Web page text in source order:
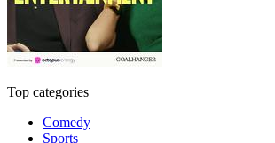
Top categories
Comedy
Sports